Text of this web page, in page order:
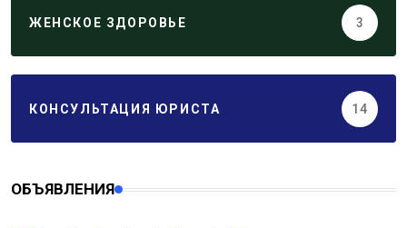
ЖЕНСКОЕ ЗДОРОВЬЕ 3
КОНСУЛЬТАЦИЯ ЮРИСТА 14
ОБЪЯВЛЕНИЯ